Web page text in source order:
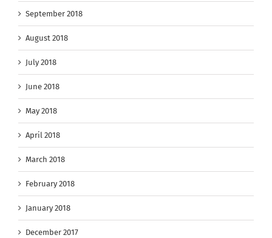
September 2018
August 2018
July 2018
June 2018
May 2018
April 2018
March 2018
February 2018
January 2018
December 2017